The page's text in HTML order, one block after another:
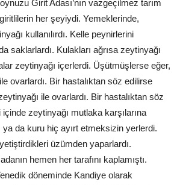
Girit Adası’nın vazgeçilmez tarım
her şeyiydi. Yemeklerinde,
kullanılırdı. Kelle peynirlerini
saklarlardı. Kulakları ağrısa zeytinyağı
zeytinyağı içerlerdi. Üşütmüşlerse eğer,
ovarlardı. Bir hastalıktan söz edilirse
ile ovarlardı. Bir hastalıktan söz
zeytinyağı mutlaka karşılarına
ya da kuru hiç ayırt etmeksizin yerlerdi.
üzümden yaparlardı.
hemen her tarafını kaplamıştı.
döneminde Kandiye olarak